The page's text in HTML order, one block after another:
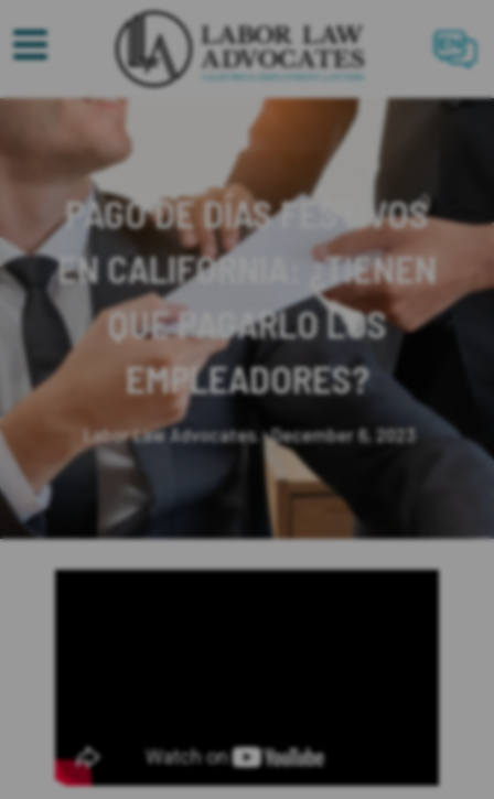
EN
PAGO DE DÍAS FESTIVOS
EN CALIFORNIA: ¿TIENEN
QUE PAGARLO LOS
EMPLEADORES?
Labor Law Advocates. December 6, 2023